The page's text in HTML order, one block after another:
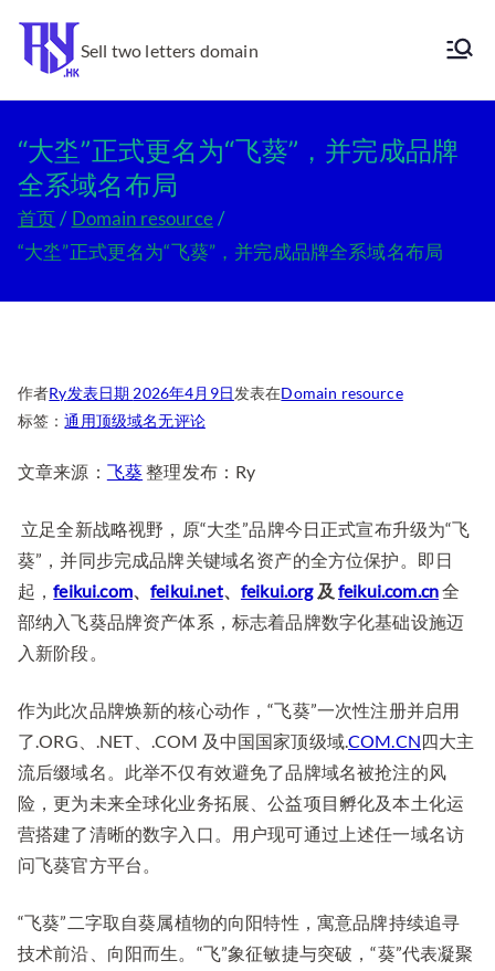
内
Ry.hk
Sell two letters domain
“大坔”正式更名为“飞葵”，并完成品牌
全系域名布局
首页
Domain resource
“大坔”正式更名为“飞葵”，并完成品牌全系域名布局
作者Ry发表日期 2026年4月9日发表在Domain resource
标签：通用顶级域名“大
正
更
名
为
“飞
成
品
牌
全
系
布
局
无评论
文章来源： 飞葵整理发布：Ry
立足全新战略视野，原“大坔”品牌今日正式宣布升级为“飞
葵”，并同步完成品牌关键域名资产的全方位保护。即日
起，feikui.com、feikui.net、 feikui.org及 feikui.com.cn全
部纳入飞葵品牌资产体系，标志着品牌数字化基础设施迈
入新阶段。
作为此次品牌焕新的核心动作，“飞葵”一次性注册并启用
了.ORG、.NET、.COM 及中国国家顶级域.COM.CN四大主
流后缀域名。此举不仅有效避免了品牌域名被抢注的风
险，更为未来全球化业务拓展、公益项目孵化及本土化运
营搭建了清晰的数字入口。用户现可通过上述任一域名访
问飞葵官方平台。
“飞葵”二字取自葵属植物的向阳特性，寓意品牌持续追寻
技术前沿、向阳而生。“飞”象征敏捷与突破，“葵”代表凝聚